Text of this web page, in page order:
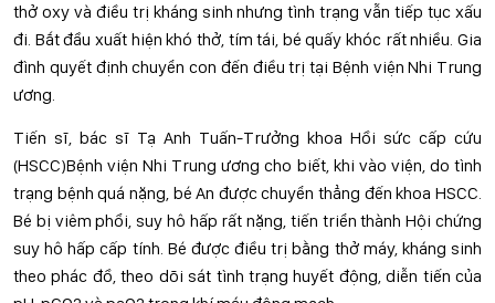
thở oxy và điều trị kháng sinh nhưng tình trạng vẫn tiếp tục xấu
đi. Bắt đầu xuất hiện khó thở, tím tái, bé quấy khóc rất nhiều. Gia
đình quyết định chuyển con đến điều trị tại Bệnh viện Nhi Trung
ương.
Tiến sĩ, bác sĩ Tạ Anh Tuấn-Trưởng khoa Hồi sức cấp cứu
(HSCC)Bệnh viện Nhi Trung ương cho biết, khi vào viện, do tình
trạng bệnh quá nặng, bé An được chuyển thẳng đến khoa HSCC.
Bé bị viêm phổi, suy hô hấp rất nặng, tiến triển thành Hội chứng
suy hô hấp cấp tính. Bé được điều trị bằng thở máy, kháng sinh
theo phác đồ, theo dõi sát tình trạng huyết động, diễn tiến của